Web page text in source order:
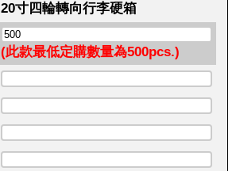
20寸四輪轉向行李硬箱
(此款最低定購數量為500pcs.)